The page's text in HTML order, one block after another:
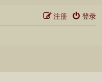
登录
注册